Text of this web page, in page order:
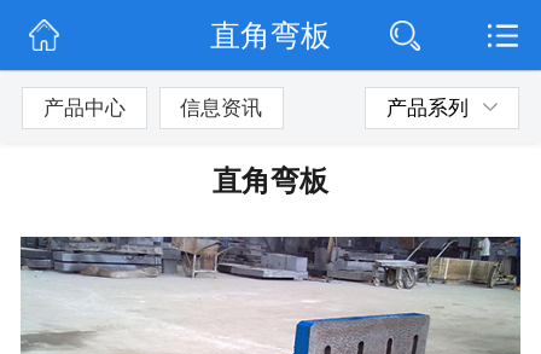
网站首页
公司简介
联系我们
直角弯板
产品中心 信息资讯 产品系列
直角弯板